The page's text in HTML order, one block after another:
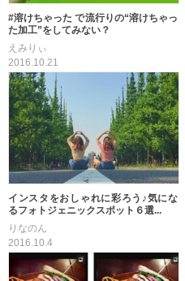
#溶けちゃった で流行りの“溶けちゃっ
た加工”をしてみない？
えみりぃ
2016.10.21
インスタをおしゃれに彩ろう♪気にな
るフォトジェニックスポット６選...
りなのん
2016.10.4